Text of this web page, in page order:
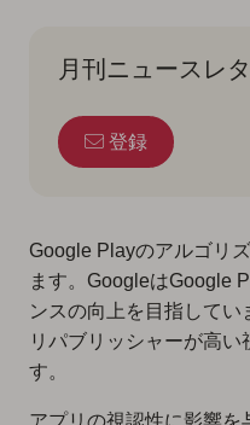
月刊ニュースレ
登録
Google Playのアルゴリ
ます。GoogleはGoogle
ンスの向上を目指して
リパブリッシャーが高
す。